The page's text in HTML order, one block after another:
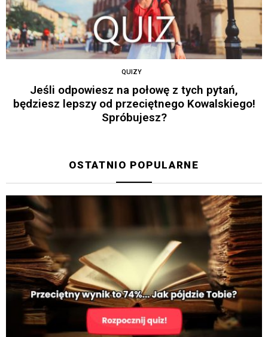
QUIZY
Jeśli odpowiesz na połowę z tych pytań,
będziesz lepszy od przeciętnego Kowalskiego!
Spróbujesz?
OSTATNIO POPULARNE